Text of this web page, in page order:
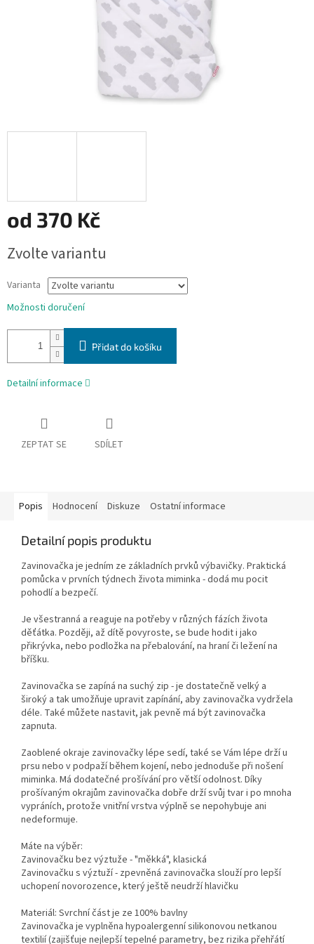
od 370 Kč
cena:
Zvolte variantu
Varianta
Možnosti doručení
Přidat do košíku
Detailní informace
ZEPTAT SE SDÍLET
Popis Hodnocení Diskuze Ostatní informace
Detailní popis produktu
Zavinovačka je jedním ze základních prvků výbavičky. Praktická
pomůcka v prvních týdnech života miminka - dodá mu pocit
pohodlí a bezpečí.
Je všestranná a reaguje na potřeby v různých fázích života
děťátka. Později, až dítě povyroste, se bude hodit i jako
přikrývka, nebo podložka na přebalování, na hraní či ležení na
bříšku.
Zavinovačka se zapíná na suchý zip - je dostatečně velký a
široký a tak umožňuje upravit zapínání, aby zavinovačka vydržela
déle. Také můžete nastavit, jak pevně má být zavinovačka
zapnuta.
Zaoblené okraje zavinovačky lépe sedí, také se Vám lépe drží u
prsu nebo v podpaží během kojení, nebo jednoduše při nošení
miminka. Má dodatečné prošívání pro větší odolnost. Díky
prošívaným okrajům zavinovačka dobře drží svůj tvar i po mnoha
vypráních, protože vnitřní vrstva výplně se nepohybuje ani
nedeformuje.
Máte na výběr:
Zavinovačku bez výztuže - "měkká", klasická
Zavinovačku s výztuží - zpevněná zavinovačka slouží pro lepší
uchopení novorozence, který ještě neudrží hlavičku
Materiál: Svrchní část je ze 100% bavlny
Zavinovačka je vyplněna hypoalergenní silikonovou netkanou
textilií (zajišťuje nejlepší tepelné parametry, bez rizika přehřátí